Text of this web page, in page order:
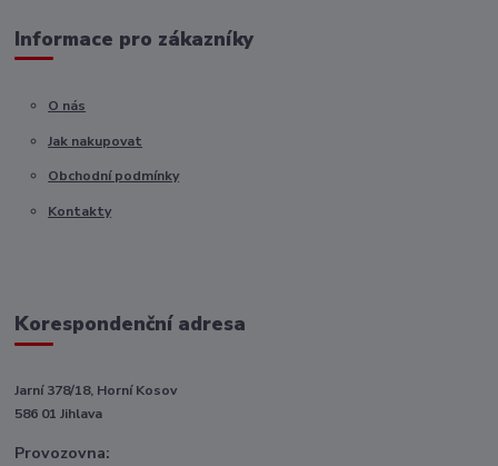
Informace pro zákazníky
O nás
Jak nakupovat
Obchodní podmínky
Kontakty
Korespondenční adresa
Jarní 378/18, Horní Kosov
586 01 Jihlava
Provozovna: